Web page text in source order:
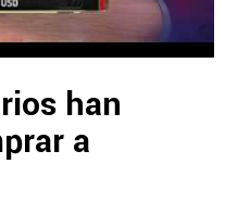
han
a